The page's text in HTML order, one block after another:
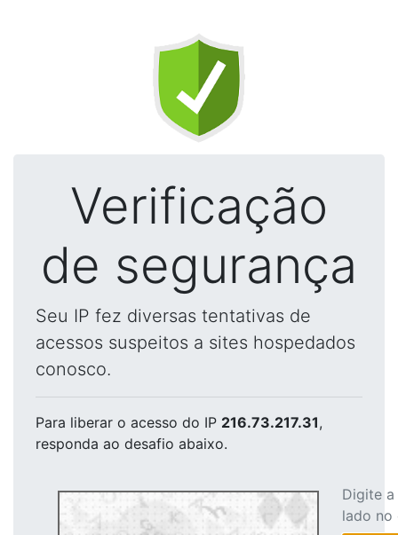
Verificação
de segurança
Seu IP fez diversas tentativas de
acessos suspeitos a sites hospedados
conosco.
Para liberar o acesso do IP 216.73.217.31,
responda ao desafio abaixo.
Digite
lado no